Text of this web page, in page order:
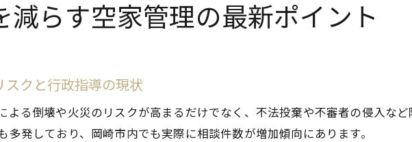
減らす空家管理の最新ポイント
クと行政指導の現状
よる倒壊や火災のリスクが高まるだけでなく、不法投棄や不審者の侵入な
多発しており、岡崎市内でも実際に相談件数が増加傾向にあります。